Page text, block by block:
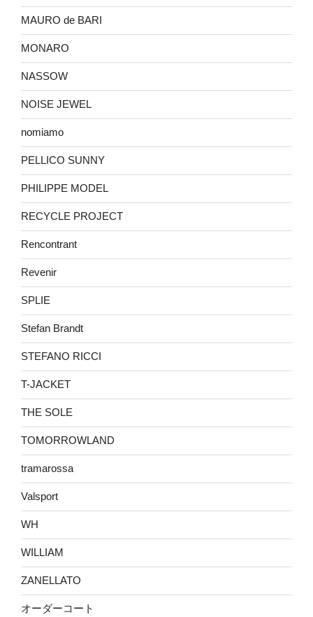
MAURO de BARI
MONARO
NASSOW
NOISE JEWEL
nomiamo
PELLICO SUNNY
PHILIPPE MODEL
RECYCLE PROJECT
Rencontrant
Revenir
SPLIE
Stefan Brandt
STEFANO RICCI
T-JACKET
THE SOLE
TOMORROWLAND
tramarossa
Valsport
WH
WILLIAM
ZANELLATO
オーダーコート